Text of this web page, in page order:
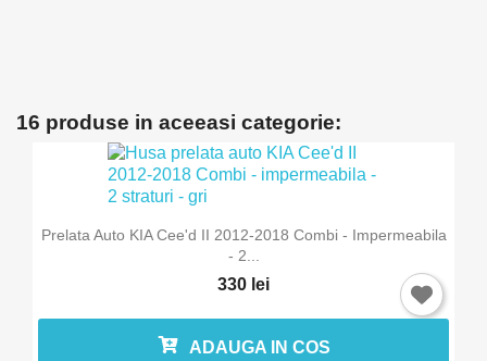
16 produse in aceeasi categorie:
Prelata Auto KIA Cee'd II 2012-2018 Combi - Impermeabila
- 2...
330 lei
ADAUGA IN COS